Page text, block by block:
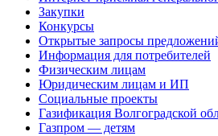
Закупки
Конкурсы
Открытые запросы
Информация для потребителей
Физическим лицам
Юридическим лицам и ИП
Социальные проекты
Газификация Волгоградской
Газпром — детям